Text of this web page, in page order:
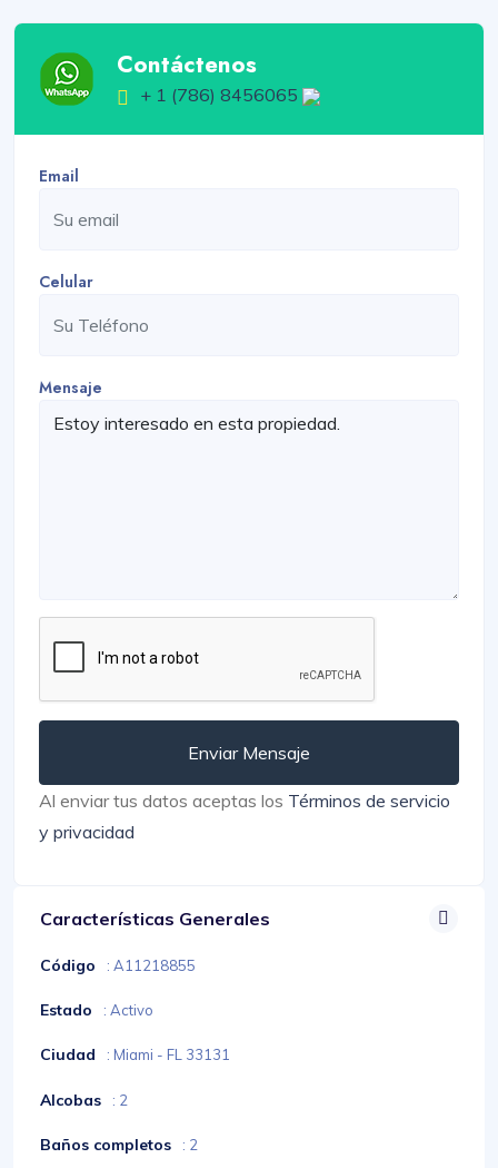
Contáctenos
+ 1 (786) 8456065
Email
Celular
Mensaje
Enviar Mensaje
Al enviar tus datos aceptas los Términos de servicio
y privacidad
Características Generales
Código : A11218855
Estado : Activo
Ciudad : Miami - FL 33131
Alcobas : 2
Baños completos : 2